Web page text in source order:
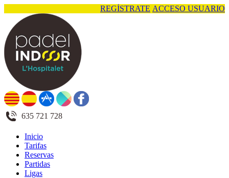
REGÍSTRATE ACCESO USUARIO
635 721 728
Inicio
Tarifas
Reservas
Partidas
Ligas